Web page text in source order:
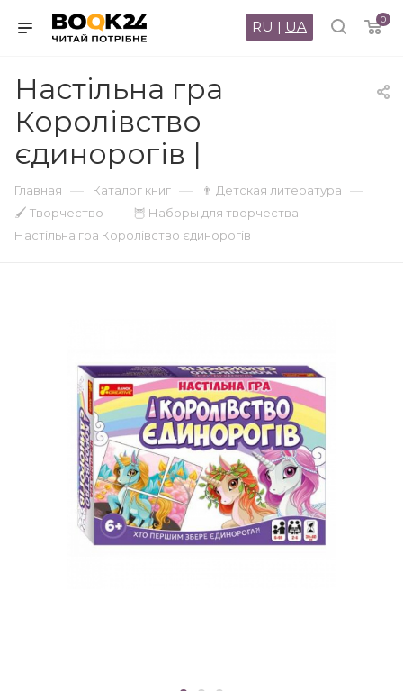
0
RU | UA
Настільна гра
Королівство
єдинорогів |
Главная — Каталог книг — 👨 Детская литература —
🖌 Творчество — 🦉 Наборы для творчества —
Настільна гра Королівство єдинорогів